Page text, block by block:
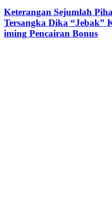
Keterangan Sejumlah
Tersangka Dika “Jebak”
iming Pencairan Bonus